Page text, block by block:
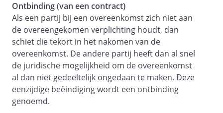
Partijen zijn een overeenkomst met
een dienstverlenend karakter
aangegaan, welke voor
enkel een
inspanningsverplichting bevat en
dus geen resultaatsverplichting.
Artikel 18 - Verzekering
Ontbinding (van een contract)
Als een partij bij een overeenkomst zich niet aan
de overeengekomen verplichting houdt, dan
schiet die tekort in het nakomen van de
overeenkomst. De andere partij heeft dan al snel
de juridische mogelijkheid om de overeenkomst
al dan niet gedeeltelijk ongedaan te maken. Deze
eenzijdige beëindiging wordt een ontbinding
genoemd.